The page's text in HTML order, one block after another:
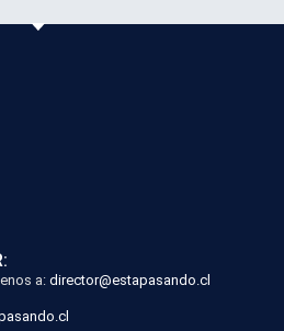
a: director@estapasando.cl